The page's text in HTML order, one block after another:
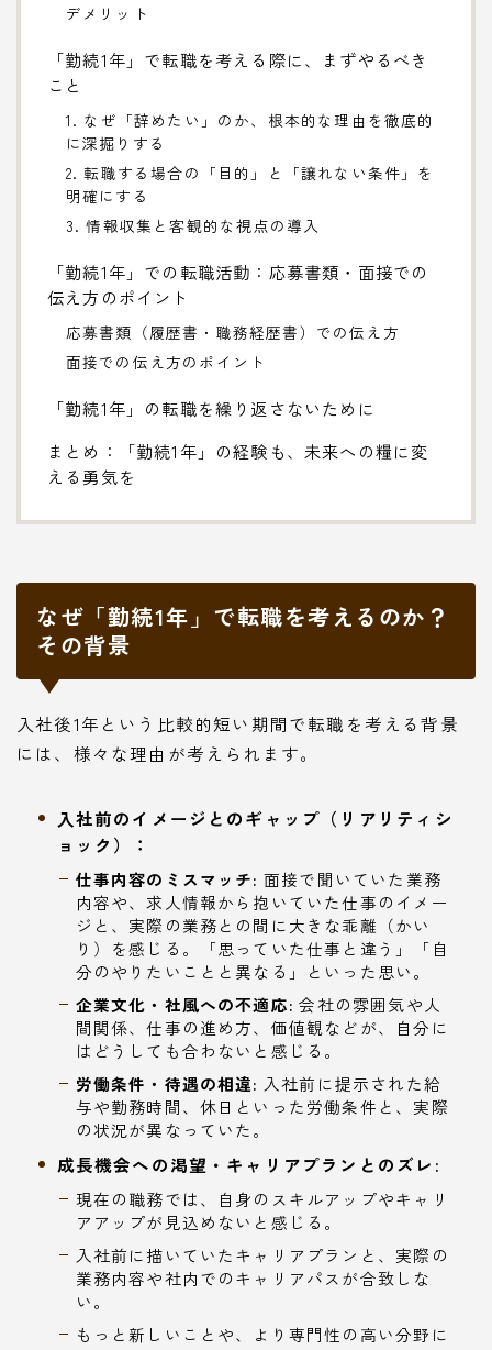
デメリット
「勤続1年」で転職を考える際に、まずやるべき
こと
1. なぜ「辞めたい」のか、根本的な理由を徹底的
に深掘りする
2. 転職する場合の「目的」と「譲れない条件」を
明確にする
3. 情報収集と客観的な視点の導入
「勤続1年」での転職活動：応募書類・面接での
伝え方のポイント
応募書類（履歴書・職務経歴書）での伝え方
面接での伝え方のポイント
「勤続1年」の転職を繰り返さないために
まとめ：「勤続1年」の経験も、未来への糧に変
える勇気を
なぜ「勤続1年」で転職を考えるのか？
その背景
入社後1年という比較的短い期間で転職を考える背景
には、様々な理由が考えられます。
入社前のイメージとのギャップ（リアリティシ
ョック）：
仕事内容のミスマッチ: 面接で聞いていた業務
内容や、求人情報から抱いていた仕事のイメー
ジと、実際の業務との間に大きな乖離（かい
り）を感じる。「思っていた仕事と違う」「自
分のやりたいことと異なる」といった思い。
企業文化・社風への不適応: 会社の雰囲気や人
間関係、仕事の進め方、価値観などが、自分に
はどうしても合わないと感じる。
労働条件・待遇の相違: 入社前に提示された給
与や勤務時間、休日といった労働条件と、実際
の状況が異なっていた。
成長機会への渇望・キャリアプランとのズレ:
現在の職務では、自身のスキルアップやキャリ
アアップが見込めないと感じる。
入社前に描いていたキャリアプランと、実際の
業務内容や社内でのキャリアパスが合致しな
い。
もっと新しいことや、より専門性の高い分野に